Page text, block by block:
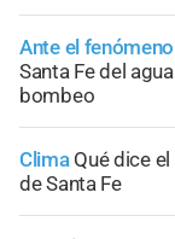
Ante el
Santa Fe del
bombeo
Clima Qué dice
de Santa Fe